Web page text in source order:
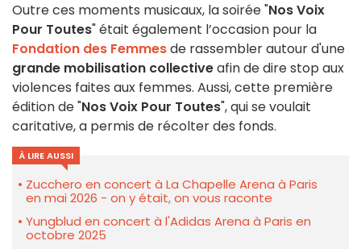
Outre ces moments musicaux, la soirée "Nos Voix
Pour Toutes" était également l’occasion pour la
Fondation des Femmesde rassembler autour d'une
grande mobilisation collectiveafin de dire stop aux
violences faites aux femmes. Aussi, cette première
édition de "Nos Voix Pour Toutes", qui se voulait
caritative, a permis de récolter des fonds.
À LIRE AUSSI
Zucchero en concert à La Chapelle Arena à Paris
en mai 2026 - on y était, on vous raconte
Yungblud en concert à l'Adidas Arena à Paris en
octobre 2025